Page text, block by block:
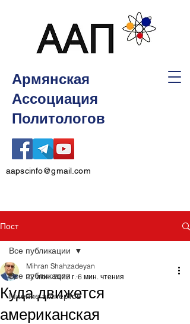
Армянская
Ассоциация
Политологов
aapscinfo@gmail.com
Пост
Все публикации
Мнение экспертов
Все публикации
Куда движется
американская
Mihran Shahzadeyan
22 июн. 2025 г. 6 мин. чтения